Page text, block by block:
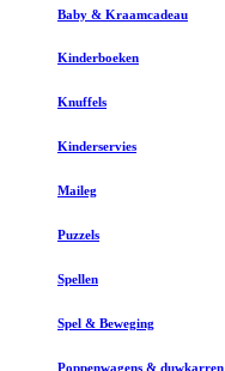
Baby & Kraamcadeau
Kinderboeken
Knuffels
Kinderservies
Maileg
Puzzels
Spellen
Spel & Beweging
Poppenwagens & duwkarren